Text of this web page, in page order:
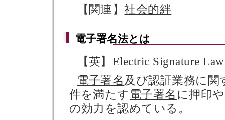
【関連】社会的絆
電子署名法とは
【英】Electric Signature Law
電子署名及び認証業務に関
件を満たす 電子署名 に押印
の効力を認めている。